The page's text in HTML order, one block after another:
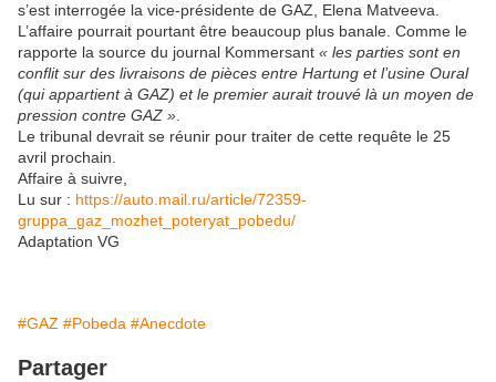
s’est interrogée la vice-présidente de GAZ, Elena Matveeva.
L’affaire pourrait pourtant être beaucoup plus banale. Comme le
rapporte la source du journal Kommersant « les parties sont en
conflit sur des livraisons de pièces entre Hartung et l’usine Oural
(qui appartient à GAZ) et le premier aurait trouvé là un moyen de
pression contre GAZ »
Le tribunal devrait se réunir pour traiter de cette requête le 25
avril prochain.
Affaire à suivre,
Lu sur : https://auto.mail.ru/article/72359-
gruppa_gaz_mozhet_poteryat_pobedu/
Adaptation VG
#GAZ #Pobeda #Anecdote
Partager